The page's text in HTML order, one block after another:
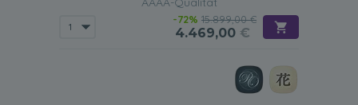
-72% 15.899,00 €
4.469,00 €